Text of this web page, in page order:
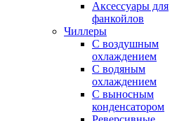
Аксессуары для
фанкойлов
Чиллеры
С воздушным
охлаждением
С водяным
охлаждением
С выносным
конденсатором